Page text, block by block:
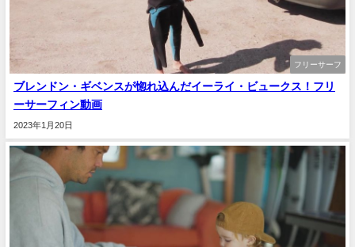
フリーサーフ
ブレンドン・ギベンスが惚れ込んだイーライ・ビュークス！フリ
ーサーフィン動画
2023年1月20日